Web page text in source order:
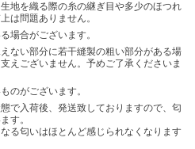
地を織る際の糸の継ぎ目や多少のほつれ
は問題ありません。
場合がございます。
ない部分に若干縫製の粗い部分がある場
えございません。予めご了承くださいま
のがございます。
で入荷後、発送致しておりますので、匂
す。
る匂いはほとんど感じられなくなります